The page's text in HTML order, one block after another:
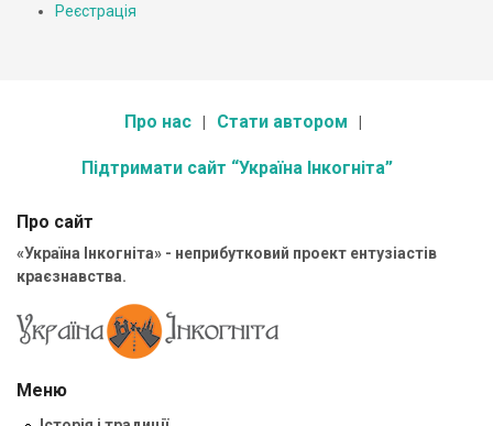
Реєстрація
Про нас Стати автором
Підтримати сайт “Україна Інкогніта”
Про сайт
«Україна Інкогніта» - неприбутковий проект ентузіастів
краєзнавства.
Меню